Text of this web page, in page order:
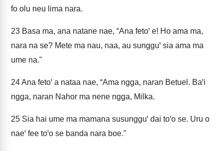
fo olu neu lima nara.
23 Basa ma, ana natane nae, “Ana fetoꞌ e! Ho ama ma,
nara na se? Mete ma nau, naa, au sungguꞌ sia ama ma
ume na."
24Ana fetoꞌ a nataa nae, “Ama ngga, naran Betuel. Baꞌi
ngga, naran Nahor ma nene ngga, Milka.
25 Sia hai ume ma mamana susungguꞌ dai toꞌo se. Uru o
naeꞌ fee toꞌo se banda nara boe."